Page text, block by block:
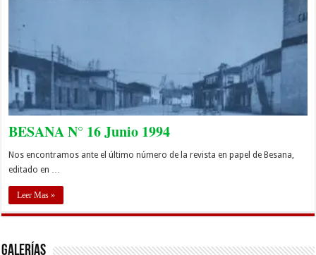
BESANA N° 16 Junio 1994
Nos encontramos ante el último número de la revista en papel de Besana,
editado en …
Leer Mas »
GALERÍAS